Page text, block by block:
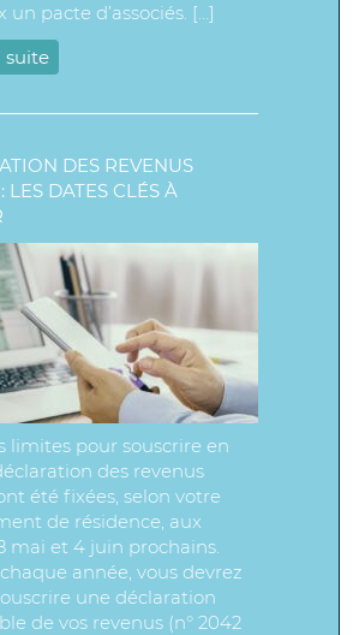
un pacte d’associés. […]
suite
DES REVENUS
LES DATES CLÉS À
limites pour souscrire en
des revenus
été fixées, selon votre
de résidence, aux
mai et 4 juin prochains.
année, vous devrez
une déclaration
de vos revenus (n° 2042